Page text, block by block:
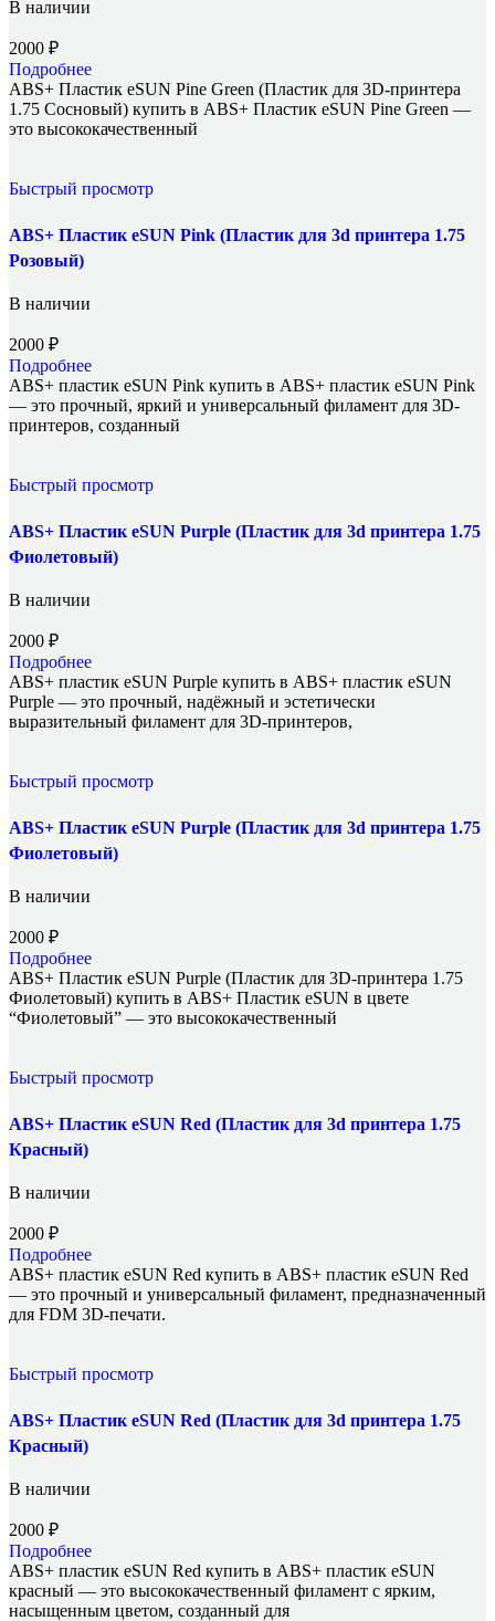
В наличии
2000 ₽
Подробнее
ABS+ Пластик eSUN Pine Green (Пластик для 3D-принтера
1.75 Сосновый) купить в ABS+ Пластик eSUN Pine Green —
это высококачественный
Быстрый просмотр
ABS+ Пластик eSUN Pink (Пластик для 3d принтера 1.75
Розовый)
В наличии
2000 ₽
Подробнее
ABS+ пластик eSUN Pink купить в ABS+ пластик eSUN Pink
— это прочный, яркий и универсальный филамент для 3D-
принтеров, созданный
Быстрый просмотр
ABS+ Пластик eSUN Purple (Пластик для 3d принтера 1.75
Фиолетовый)
В наличии
2000 ₽
Подробнее
ABS+ пластик eSUN Purple купить в ABS+ пластик eSUN
Purple — это прочный, надёжный и эстетически
выразительный филамент для 3D-принтеров,
Быстрый просмотр
ABS+ Пластик eSUN Purple (Пластик для 3d принтера 1.75
Фиолетовый)
В наличии
2000 ₽
Подробнее
ABS+ Пластик eSUN Purple (Пластик для 3D-принтера 1.75
Фиолетовый) купить в ABS+ Пластик eSUN в цвете
“Фиолетовый” — это высококачественный
Быстрый просмотр
ABS+ Пластик eSUN Red (Пластик для 3d принтера 1.75
Красный)
В наличии
2000 ₽
Подробнее
ABS+ пластик eSUN Red купить в ABS+ пластик eSUN Red
— это прочный и универсальный филамент, предназначенный
для FDM 3D-печати.
Быстрый просмотр
ABS+ Пластик eSUN Red (Пластик для 3d принтера 1.75
Красный)
В наличии
2000 ₽
Подробнее
ABS+ пластик eSUN Red купить в ABS+ пластик eSUN
красный — это высококачественный филамент с ярким,
насыщенным цветом, созданный для